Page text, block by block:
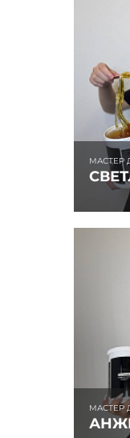
МАСТЕР
МАСТЕР